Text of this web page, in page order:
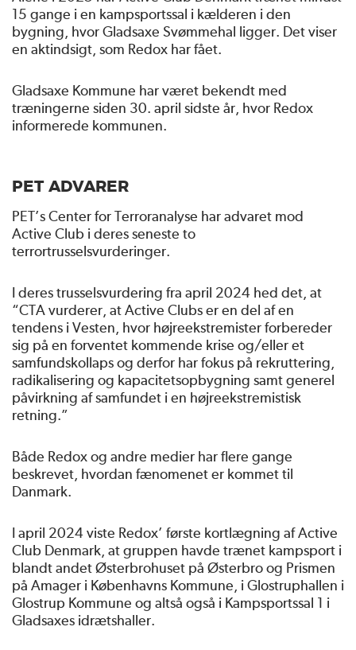
15 gange i en kampsportssal i kælderen i den
bygning, hvor Gladsaxe Svømmehal ligger. Det viser
en aktindsigt, som Redox har fået.
Gladsaxe Kommune har været bekendt med
træningerne siden 30. april sidste år, hvor Redox
informerede kommunen.
PET ADVARER
PET’s Center for Terroranalyse har advaret mod
Active Club i deres seneste to
terrortrusselsvurderinger.
I deres trusselsvurdering fra april 2024 hed det, at
“CTA vurderer, at Active Clubs er en del af en
tendens i Vesten, hvor højreekstremister forbereder
sig på en forventet kommende krise og/eller et
samfundskollaps og derfor har fokus på rekruttering,
radikalisering og kapacitetsopbygning samt generel
påvirkning af samfundet i en højreekstremistisk
retning.”
Både Redox og andre medier har flere gange
beskrevet, hvordan fænomenet er kommet til
Danmark.
I april 2024 viste Redox’ første kortlægning af Active
Club Denmark, at gruppen havde trænet kampsport i
blandt andet Østerbrohuset på Østerbro og Prismen
på Amager i Københavns Kommune, i Glostruphallen i
Glostrup Kommune og altså også i Kampsportssal 1 i
Gladsaxes idrætshaller.